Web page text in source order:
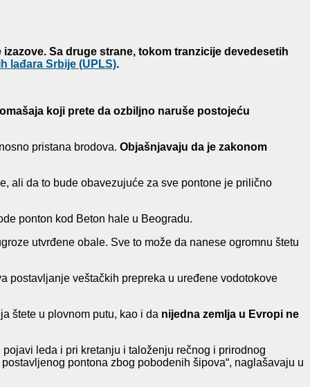
Sa druge strane, tokom tranzicije devedesetih
lađara Srbije (UPLS).
koji prete da ozbiljno naruše postojeću
pristana brodova. Objašnjavaju da je zakonom
ali da to bude obavezujuće za sve pontone je prilično
ponton kod Beton hale u Beogradu.
utvrđene obale. Sve to može da nanese ogromnu štetu
postavljanje veštačkih prepreka u uređene vodotokove
štete u plovnom putu, kao i da nijedna zemlja u Evropi ne
leda i pri kretanju i taloženju rečnog i prirodnog
pontona zbog pobodenih šipova“, naglašavaju u